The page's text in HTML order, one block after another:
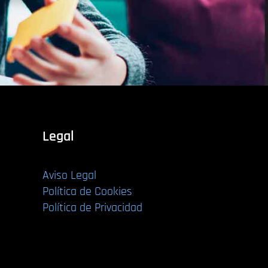
Legal
Aviso Legal
Política de Cookies
Política de Privacidad